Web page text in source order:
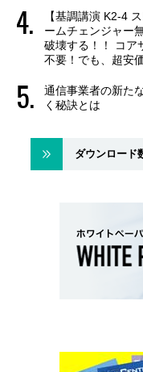
【基調講演 K2-4
ームチェンジャー
破壊する！！ コア
不要！でも、超安
通信事業者の新た
く秘訣とは
ダウンロード